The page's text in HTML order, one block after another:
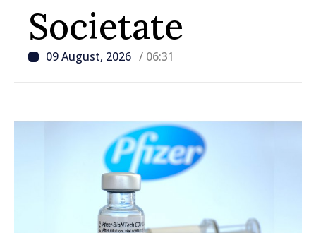
Societate
09 August, 2026 / 06:31